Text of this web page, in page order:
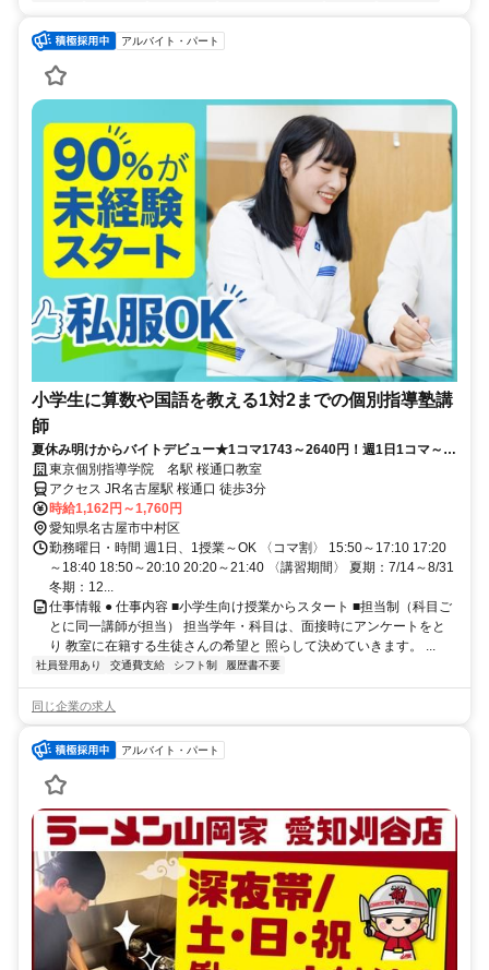
アルバイト・パート
小学生に算数や国語を教える1対2までの個別指導塾講
師
夏休み明けからバイトデビュー★1コマ1743～2640円！週1日1コマ～私
服でok◎
東京個別指導学院 名駅 桜通口教室
アクセス JR名古屋駅 桜通口 徒歩3分
時給1,162円～1,760円
愛知県名古屋市中村区
勤務曜日・時間 週1日、1授業～OK 〈コマ割〉 15:50～17:10 17:20
～18:40 18:50～20:10 20:20～21:40 〈講習期間〉 夏期：7/14～8/31
冬期：12...
仕事情報 ● 仕事内容 ■小学生向け授業からスタート ■担当制（科目ご
とに同一講師が担当） 担当学年・科目は、面接時にアンケートをと
り 教室に在籍する生徒さんの希望と 照らして決めていきます。 ...
社員登用あり 交通費支給 シフト制 履歴書不要
同じ企業の求人
アルバイト・パート